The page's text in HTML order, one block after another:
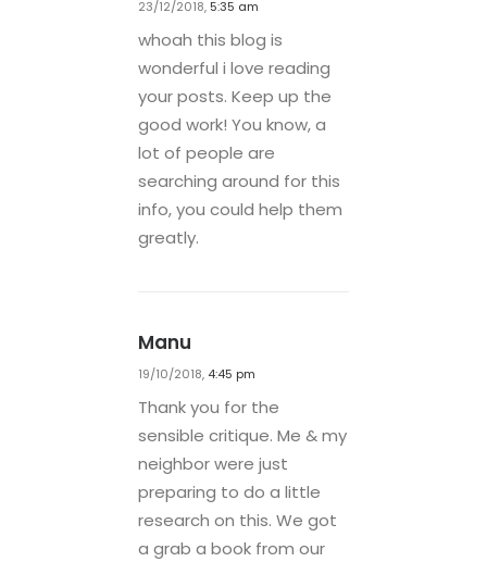
23/12/2018, 5:35 am
whoah this blog is
wonderful i love reading
your posts. Keep up the
good work! You know, a
lot of people are
searching around for this
info, you could help them
greatly.
Manu
19/10/2018, 4:45 pm
Thank you for the
sensible critique. Me & my
neighbor were just
preparing to do a little
research on this. We got
a grab a book from our